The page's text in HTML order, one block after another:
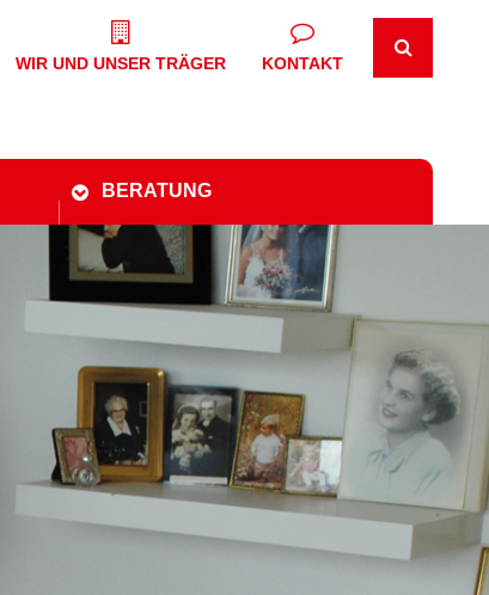
WIR UND UNSER TRÄGER KONTAKT
BERATUNG